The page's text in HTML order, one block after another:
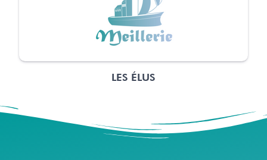
LES ÉLUS